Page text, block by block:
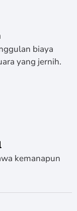
biaya
yang jernih.
kemanapun